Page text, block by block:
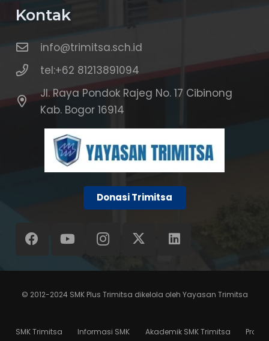
Kontak
info@trimitsa.sch.id
tel:+62 81213891094
Jl. Raya Pondok Rajeg No. 17 Cibinong
Kab. Bogor 16914
Donasi Trimitsa
© 2012-2024 SMK Plus Trimitsa dikelola oleh Yayasan Trimitsa
SMK Trimitsa Informasi SMK Akademik SMK Trimitsa